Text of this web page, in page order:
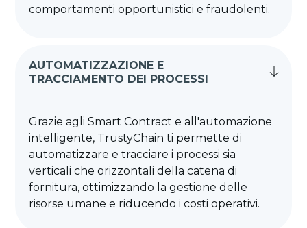
comportamenti opportunistici e fraudolenti.
AUTOMATIZZAZIONE E
TRACCIAMENTO DEI PROCESSI
Grazie agli Smart Contract e all'automazione
intelligente, TrustyChain ti permette di
automatizzare e tracciare i processi sia
verticali che orizzontali della catena di
fornitura, ottimizzando la gestione delle
risorse umane e riducendo i costi operativi.